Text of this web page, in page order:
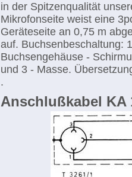
in der Spitzenqualität
Mikrofonseite weist eine
Geräteseite an 0,75 m
auf. Buchsenbeschaltung:
Buchsengehäuse -
und 3 - Masse.
.
Anschlußkabel KA